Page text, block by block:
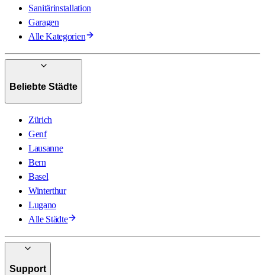
Sanitärinstallation
Garagen
Alle Kategorien
Beliebte Städte
Zürich
Genf
Lausanne
Bern
Basel
Winterthur
Lugano
Alle Städte
Support